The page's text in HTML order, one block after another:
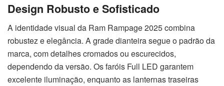
Design Robusto e Sofisticado
A identidade visual da Ram Rampage 2025 combina
robustez e elegância. A grade dianteira segue o padrão da
marca, com detalhes cromados ou escurecidos,
dependendo da versão. Os faróis Full LED garantem
excelente iluminação, enquanto as lanternas traseiras